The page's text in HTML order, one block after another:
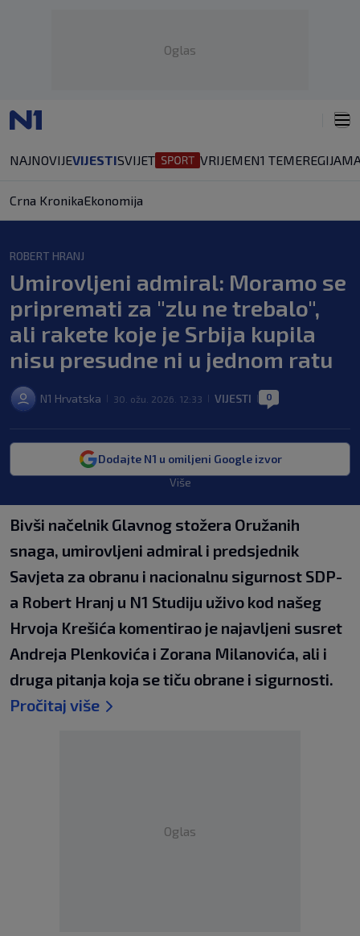
Oglas
NAJNOVIJEVIJESTISVIJET VRIJEMEN1 TEMEREGIJA
Crna KronikaEkonomija
ROBERT HRANJ
Umirovljeni admiral: Moramo se
pripremati za "zlu ne trebalo",
ali rakete koje je Srbija kupila
nisu presudne ni u jednom ratu
N1 Hrvatska 30. ožu. 2026. 12:33 VIJESTI 0
Dodajte N1 u omiljeni Google izvor
Više
Bivši načelnik Glavnog stožera Oružanih
snaga, umirovljeni admiral i predsjednik
Savjeta za obranu i nacionalnu sigurnost SDP-
a Robert Hranj u N1 Studiju uživo kod našeg
Hrvoja Krešića komentirao je najavljeni susret
Andreja Plenkovića i Zorana Milanovića, ali i
druga pitanja koja se tiču obrane i sigurnosti.
Pročitaj više
Oglas